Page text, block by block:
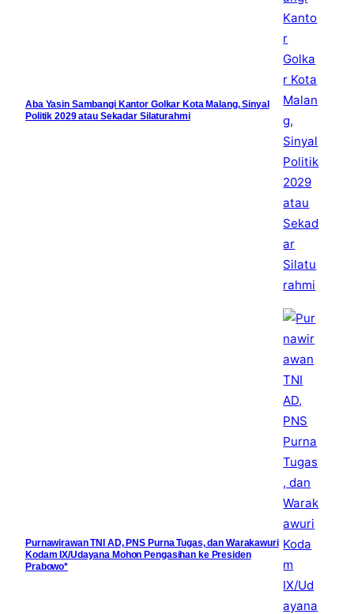
Aba Yasin Sambangi Kantor Golkar Kota Malang, Sinyal
Politik 2029 atau Sekadar Silaturahmi
Purnawirawan TNI AD, PNS Purna Tugas, dan Warakawuri
Kodam IX/Udayana Mohon Pengasihan ke Presiden
Prabowo*